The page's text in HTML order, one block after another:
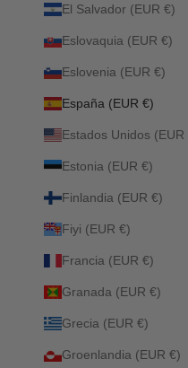
El Salvador (EUR €)
Eslovaquia (EUR €)
Eslovenia (EUR €)
España (EUR €)
Estados Unidos (EUR
Estonia (EUR €)
Finlandia (EUR €)
Fiyi (EUR €)
Francia (EUR €)
Granada (EUR €)
Grecia (EUR €)
Groenlandia (EUR €)